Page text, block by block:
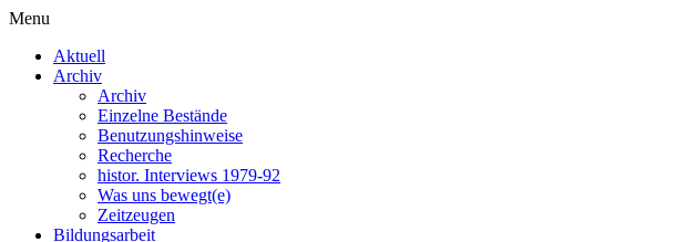
Menu
Aktuell
Archiv
Archiv
Einzelne Bestände
Benutzungshinweise
Recherche
histor. Interviews 1979-92
Was uns bewegt(e)
Zeitzeugen
Bildungsarbeit